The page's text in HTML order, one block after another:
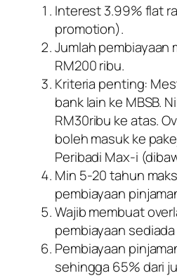
Interest 3.99% flat
promotion).
Jumlah pembiayaan
RM200 ribu.
Kriteria penting:
bank lain ke MBSB.
RM30ribu ke atas.
boleh masuk ke
Peribadi Max-i
Min 5-20 tahun
pembiayaan
Wajib membuat
pembiayaan
Pembiayaan
sehingga 65% dari